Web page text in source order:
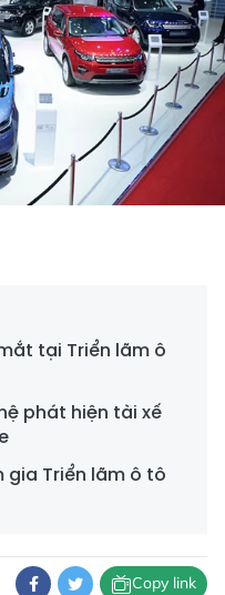
tại Triển lãm ô
phát hiện tài xế
gia Triển lãm ô tô
Copy link